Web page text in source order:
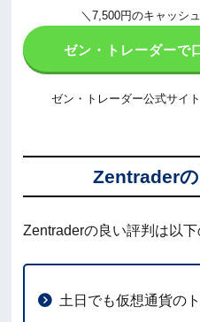
＼7,500円のキャッシ
ゼン・トレーダーで
ゼン・トレーダー公式サイト
Zentrader
Zentraderの良い評判は以下
土日でも仮想通貨の